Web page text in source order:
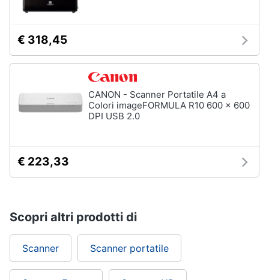
€ 318,45
CANON - Scanner Portatile A4 a
Colori imageFORMULA R10 600 x 600
DPI USB 2.0
€ 223,33
Scopri altri prodotti di
Scanner Scanner portatile